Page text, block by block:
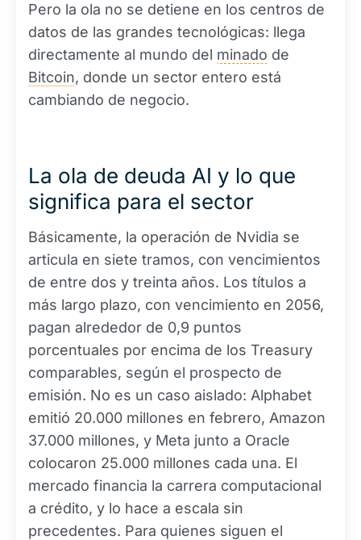
Pero la ola no se detiene en los centros de
datos de las grandes tecnológicas: llega
directamente al mundo del minado de
Bitcoin, donde un sector entero está
cambiando de negocio.
La ola de deuda AI y lo que
significa para el sector
Básicamente, la operación de Nvidia se
articula en siete tramos, con vencimientos
de entre dos y treinta años. Los títulos a
más largo plazo, con vencimiento en 2056,
pagan alrededor de 0,9 puntos
porcentuales por encima de los Treasury
comparables, según el prospecto de
emisión. No es un caso aislado: Alphabet
emitió 20.000 millones en febrero, Amazon
37.000 millones, y Meta junto a Oracle
colocaron 25.000 millones cada una. El
mercado financia la carrera computacional
a crédito, y lo hace a escala sin
precedentes. Para quienes siguen el